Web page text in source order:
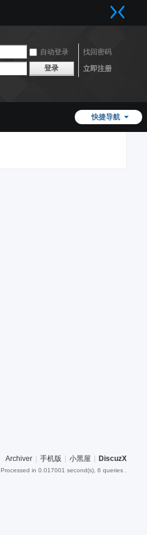
自动登录
找回密码
登录 立即注册
快捷导航
Archiver 手机版 小黑屋 DiscuzX
Processed in 0.017001 second(s), 6 queries .